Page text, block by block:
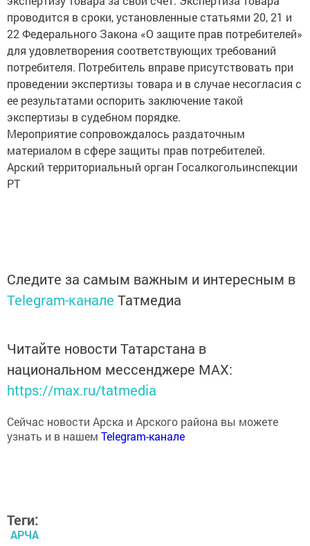
проводится в сроки, установленные статьями 20, 21 и
22 Федерального Закона «О защите прав потребителей»
для удовлетворения соответствующих требований
потребителя. Потребитель вправе присутствовать при
проведении экспертизы товара и в случае несогласия с
ее результатами оспорить заключение такой
экспертизы в судебном порядке.
Мероприятие сопровождалось раздаточным
материалом в сфере защиты прав потребителей.
Арский территориальный орган Госалкогольинспекции
РТ
Следите за самым важным и интересным в
Telegram-канале Татмедиа
Читайте новости Татарстана в
национальном мессенджере MАХ:
https://max.ru/tatmedia
Сейчас новости Арска и Арского района вы можете
узнать и в нашем Telegram-канале
Теги:
АРЧА